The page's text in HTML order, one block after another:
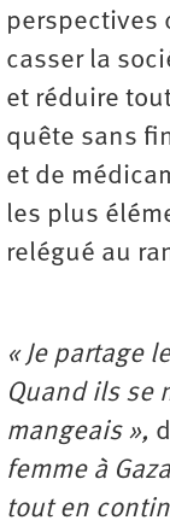
perspectives
casser la
et réduire
quête sans
et de
les plus
relégué au
« Je partage
Quand ils se
mangeais »,
femme à
tout en